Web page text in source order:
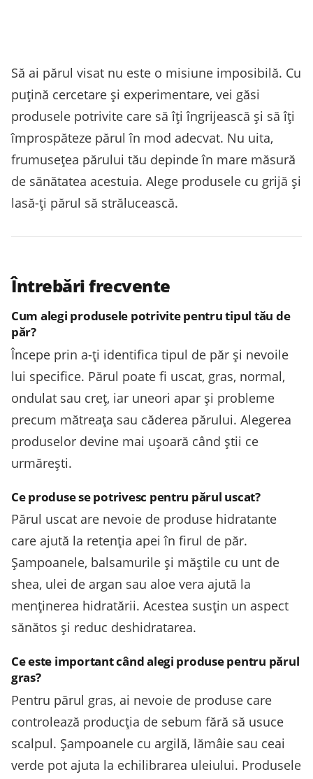
Să ai părul visat nu este o misiune imposibilă. Cu
puțină cercetare și experimentare, vei găsi
produsele potrivite care să îți îngrijească și să îți
împrospăteze părul în mod adecvat. Nu uita,
frumusețea părului tău depinde în mare măsură
de sănătatea acestuia. Alege produsele cu grijă și
lasă-ți părul să strălucească.
Întrebări frecvente
Cum alegi produsele potrivite pentru tipul tău de
păr?
Începe prin a-ți identifica tipul de păr și nevoile
lui specifice. Părul poate fi uscat, gras, normal,
ondulat sau creț, iar uneori apar și probleme
precum mătreața sau căderea părului. Alegerea
produselor devine mai ușoară când știi ce
urmărești.
Ce produse se potrivesc pentru părul uscat?
Părul uscat are nevoie de produse hidratante
care ajută la retenția apei în firul de păr.
Șampoanele, balsamurile și măștile cu unt de
shea, ulei de argan sau aloe vera ajută la
menținerea hidratării. Acestea susțin un aspect
sănătos și reduc deshidratarea.
Ce este important când alegi produse pentru părul
gras?
Pentru părul gras, ai nevoie de produse care
controlează producția de sebum fără să usuce
scalpul. Șampoanele cu argilă, lămâie sau ceai
verde pot ajuta la echilibrarea uleiului. Produsele